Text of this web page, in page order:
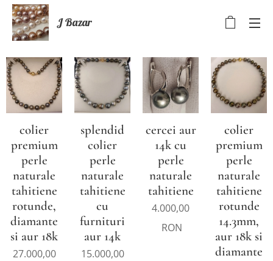
J Bazar
colier
premium
perle
naturale
tahitiene
rotunde,
diamante
si aur 18k
27.000,00
splendid
colier
perle
naturale
tahitiene
cu
furnituri
aur 14k
15.000,00
cercei aur
14k cu
perle
naturale
tahitiene
4.000,00
RON
colier
premium
perle
naturale
tahitiene
rotunde
14.3mm,
aur 18k si
diamante